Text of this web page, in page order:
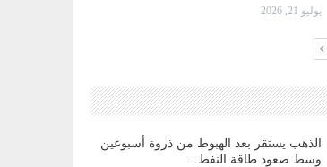
يوليو 21, 2026
الذهب يستقر بعد الهبوط من ذروة أسبوعين
وسط صعود طاقة النفط…